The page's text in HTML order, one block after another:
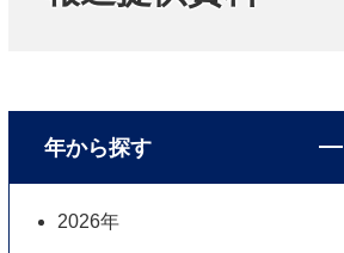
年から探す
2026年